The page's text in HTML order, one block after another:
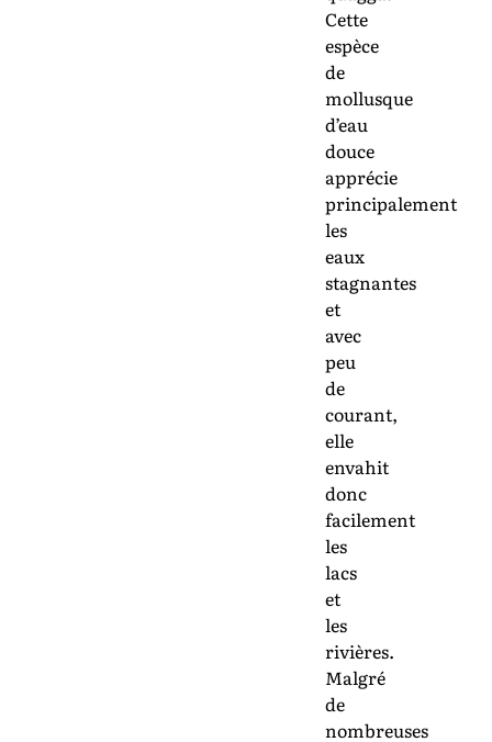
Cette
espèce
de
mollusque
d’eau
douce
apprécie
principalement
les
eaux
stagnantes
et
avec
peu
de
courant,
elle
envahit
donc
facilement
les
lacs
et
les
rivières.
Malgré
de
nombreuses